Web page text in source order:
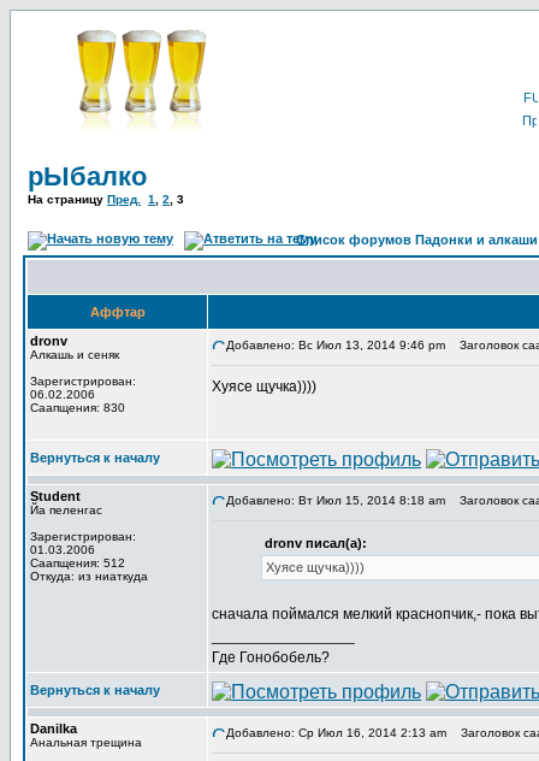
рЫбалко
На страницу Пред. 1 2 3
Список форумов Падонки и алкаши
Аффтар
dronv
Алкашь и сеняк
Зарегистрирован:
06.02.2006
Саапщения: 830
Добавлено: Вс Июл 13, 2014 9:46 pm Заголовок
Хуясе щучка))))
Вернуться к началу
Student
Йа пеленгас
Зарегистрирован:
01.03.2006
Саапщения: 512
Откуда: из ниаткуда
Добавлено: Вт Июл 15, 2014 8:18 am Заголовок
dronv писал(а):
Хуясе щучка))))
сначала поймался мелкий краснопчик,- пока
Где Гонобобель?
Вернуться к началу
Danilka
Анальная трещина
Добавлено: Ср Июл 16, 2014 2:13 am Заголовок